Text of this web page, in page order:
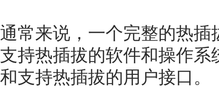
通常来说，一个完整的热
支持热插拔的软件和操作
和支持热插拔的用户接口。